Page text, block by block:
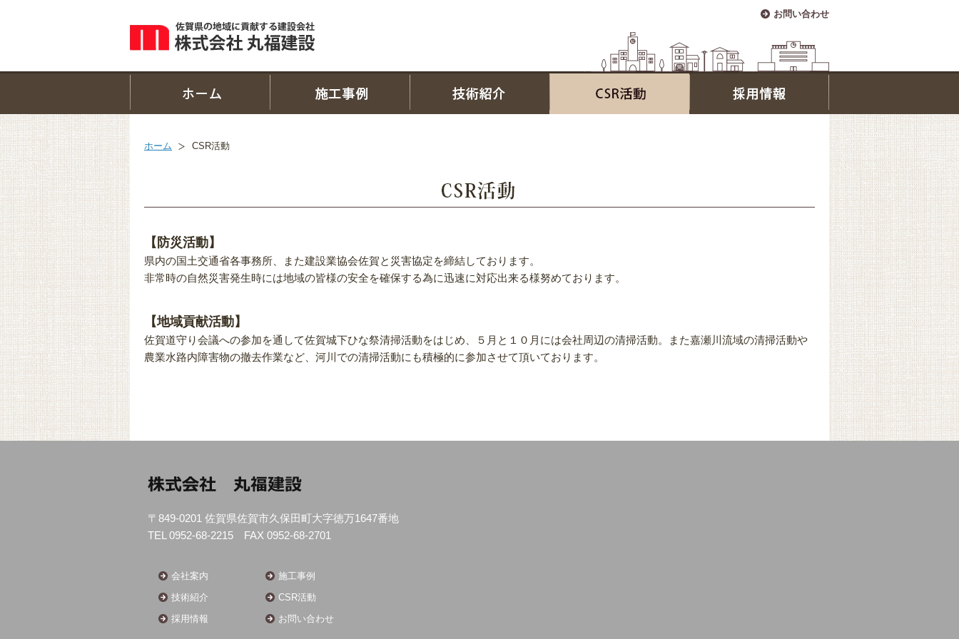
お問い合わせ
ホーム CSR活動
【防災活動】
県内の国土交通省各事務所、また建設業協会佐賀と災害協定を締結しております。
非常時の自然災害発生時には地域の皆様の安全を確保する為に迅速に対応出来る様努めております。
【地域貢献活動】
佐賀道守り会議への参加を通して佐賀城下ひな祭清掃活動をはじめ、５月と１０月には会社周辺の清掃活動。また嘉瀬川流域の清掃活動や
農業水路内障害物の撤去作業など、河川での清掃活動にも積極的に参加させて頂いております。
〒849-0201 佐賀県佐賀市久保田町大字徳万1647番地
TEL 0952-68-2215 FAX 0952-68-2701
会社案内
技術紹介
採用情報
施工事例
CSR活動
お問い合わせ